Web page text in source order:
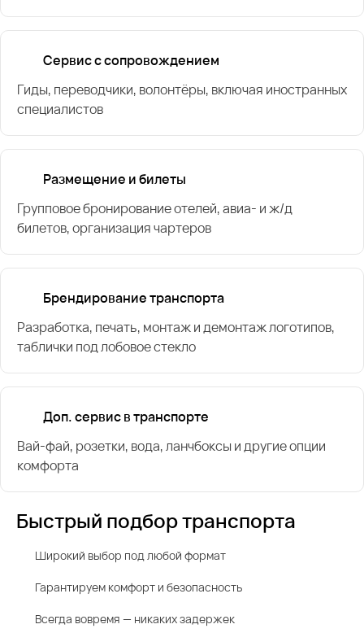
Сервис с сопровождением
Гиды, переводчики, волонтёры, включая иностранных
специалистов
Размещение и билеты
Групповое бронирование отелей, авиа- и ж/д
билетов, организация чартеров
Брендирование транспорта
Разработка, печать, монтаж и демонтаж логотипов,
таблички под лобовое стекло
Доп. сервис в транспорте
Вай-фай, розетки, вода, ланчбоксы и другие опции
комфорта
Быстрый подбор транспорта
Широкий выбор под любой формат
Гарантируем комфорт и безопасность
Всегда вовремя — никаких задержек